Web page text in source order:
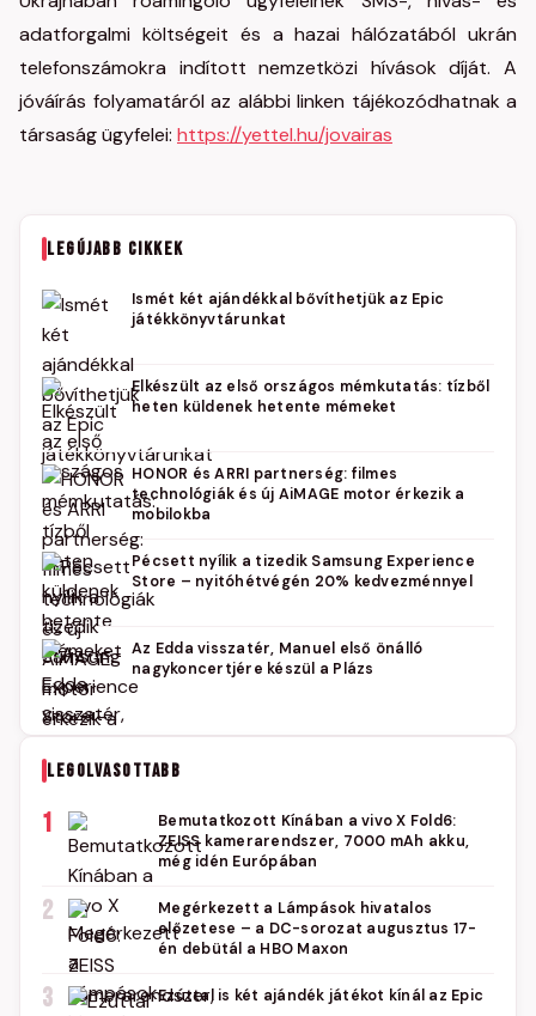
adatforgalmi költségeit és a hazai hálózatából ukrán
telefonszámokra indított nemzetközi hívások díját. A
jóváírás folyamatáról az alábbi linken tájékozódhatnak a
társaság ügyfelei: https://yettel.hu/jovairas
LEGÚJABB CIKKEK
Ismét két ajándékkal bővíthetjük az Epic
játékkönyvtárunkat
Elkészült az első országos mémkutatás: tízből
heten küldenek hetente mémeket
HONOR és ARRI partnerség: filmes
technológiák és új AiMAGE motor érkezik a
mobilokba
Pécsett nyílik a tizedik Samsung Experience
Store – nyitóhétvégén 20% kedvezménnyel
Az Edda visszatér, Manuel első önálló
nagykoncertjére készül a Plázs
LEGOLVASOTTABB
1
Bemutatkozott Kínában a vivo X Fold6:
ZEISS kamerarendszer, 7000 mAh akku,
még idén Európában
2
Megérkezett a Lámpások hivatalos
előzetese – a DC-sorozat augusztus 17-
én debütál a HBO Maxon
3 Ezúttal is két ajándék játékot kínál az Epic